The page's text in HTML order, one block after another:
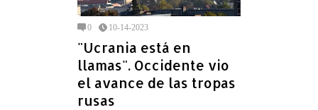
0 10-14-2023
"Ucrania está en
llamas". Occidente vio
el avance de las tropas
rusas